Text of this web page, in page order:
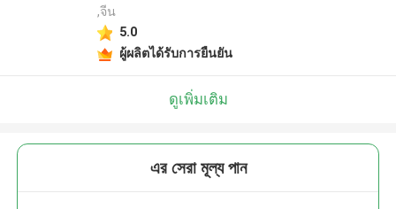
,จีน
5.0
ผู้ผลิตได้รับการยืนยัน
ดูเพิ่มเติม
এর সেরা মূল্য পান